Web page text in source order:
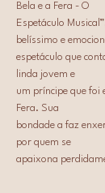
Bela e a Fera - O
Espetáculo
belíssimo e
espetáculo que
linda jovem e
um príncipe que foi
Fera. Sua
bondade a faz
por quem se
apaixona